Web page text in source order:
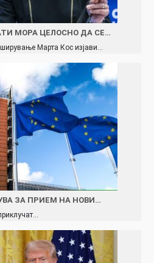
МОРА ЦЕЛОСНО ДА СЕ…
Марта Кос изјави…
ЗА ПРИЕМ НА НОВИ…